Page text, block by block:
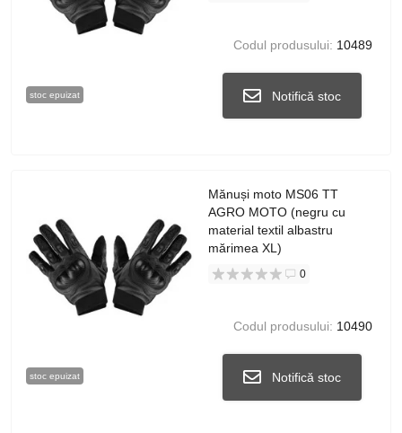
stoc epuizat
Codul produsului: 10489
Notifică stoc
stoc epuizat
Mănuși moto MS06 TT
AGRO MOTO (negru cu
material textil albastru
mărimea XL)
0
Codul produsului: 10490
Notifică stoc